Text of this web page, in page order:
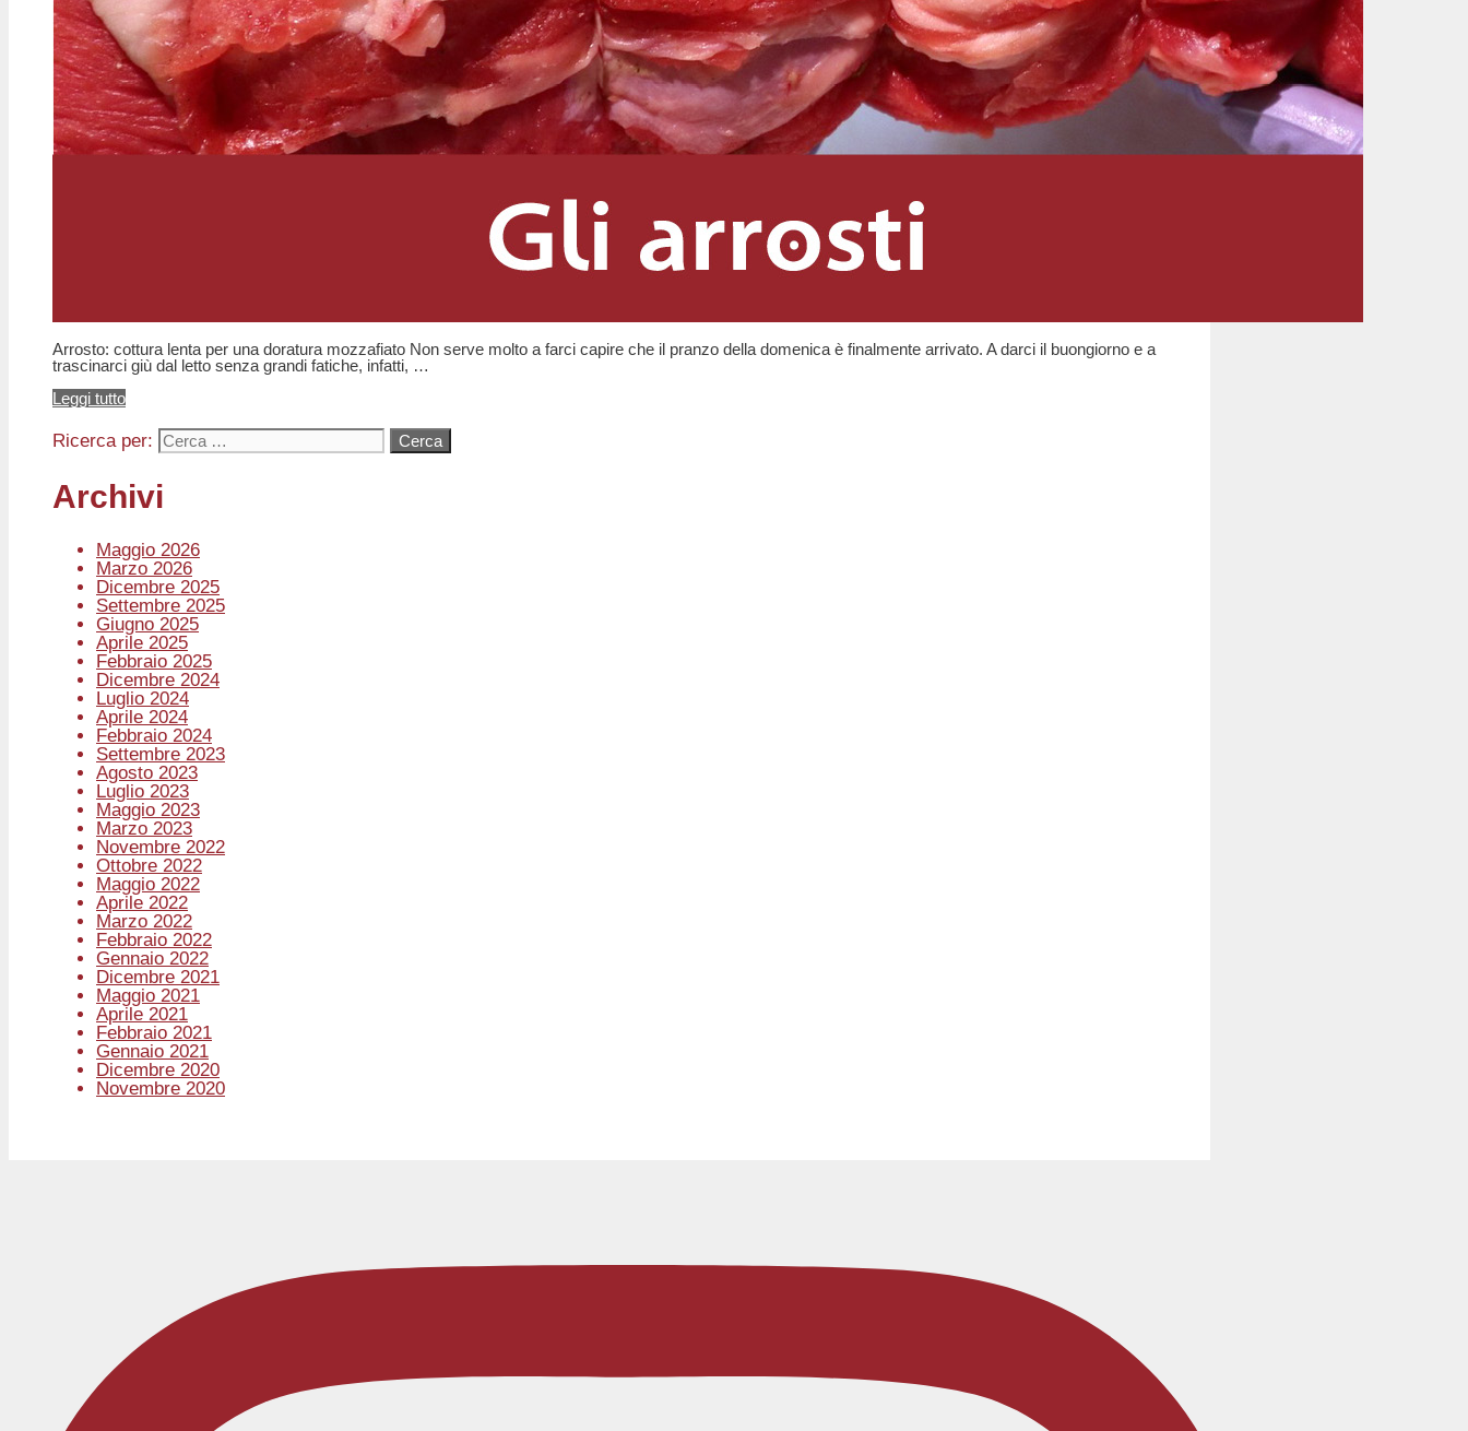
Arrosto: cottura lenta per una doratura mozzafiato Non serve molto a farci capire che il pranzo della domenica è finalmente arrivato. A darci il buongiorno e a
trascinarci giù dal letto senza grandi fatiche, infatti, …
Leggi tutto
Ricerca per:
Archivi
Maggio 2026
Marzo 2026
Dicembre 2025
Settembre 2025
Giugno 2025
Aprile 2025
Febbraio 2025
Dicembre 2024
Luglio 2024
Aprile 2024
Febbraio 2024
Settembre 2023
Agosto 2023
Luglio 2023
Maggio 2023
Marzo 2023
Novembre 2022
Ottobre 2022
Maggio 2022
Aprile 2022
Marzo 2022
Febbraio 2022
Gennaio 2022
Dicembre 2021
Maggio 2021
Aprile 2021
Febbraio 2021
Gennaio 2021
Dicembre 2020
Novembre 2020